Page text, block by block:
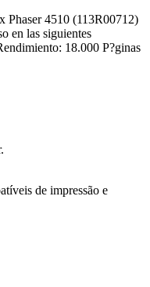
Phaser 4510 (113R00712)
en las siguientes
18.000 P?ginas
de impressão e